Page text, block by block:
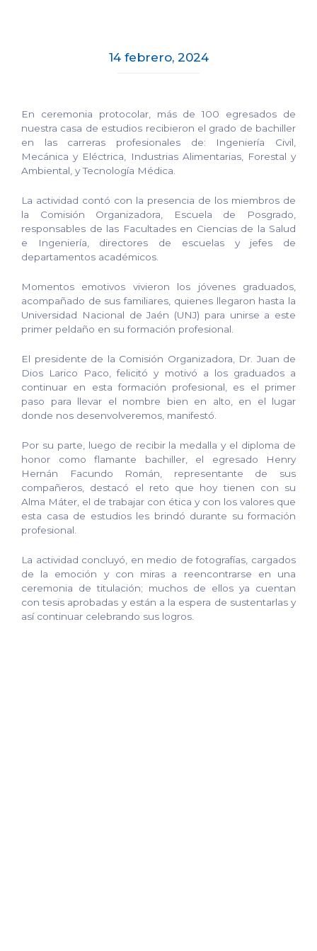
14 febrero, 2024
En ceremonia protocolar, más de 100 egresados de
nuestra casa de estudios recibieron el grado de bachiller
en las carreras profesionales de: Ingeniería Civil,
Mecánica y Eléctrica, Industrias Alimentarias, Forestal y
Ambiental, y Tecnología Médica.
La actividad contó con la presencia de los miembros de
la Comisión Organizadora, Escuela de Posgrado,
responsables de las Facultades en Ciencias de la Salud
e Ingeniería, directores de escuelas y jefes de
departamentos académicos.
Momentos emotivos vivieron los jóvenes graduados,
acompañado de sus familiares, quienes llegaron hasta la
Universidad Nacional de Jaén (UNJ) para unirse a este
primer peldaño en su formación profesional.
El presidente de la Comisión Organizadora, Dr. Juan de
Dios Larico Paco, felicitó y motivó a los graduados a
continuar en esta formación profesional, es el primer
paso para llevar el nombre bien en alto, en el lugar
donde nos desenvolveremos, manifestó.
Por su parte, luego de recibir la medalla y el diploma de
honor como flamante bachiller, el egresado Henry
Hernán Facundo Román, representante de sus
compañeros, destacó el reto que hoy tienen con su
Alma Máter, el de trabajar con ética y con los valores que
esta casa de estudios les brindó durante su formación
profesional.
La actividad concluyó, en medio de fotografías, cargados
de la emoción y con miras a reencontrarse en una
ceremonia de titulación; muchos de ellos ya cuentan
con tesis aprobadas y están a la espera de sustentarlas y
así continuar celebrando sus logros.